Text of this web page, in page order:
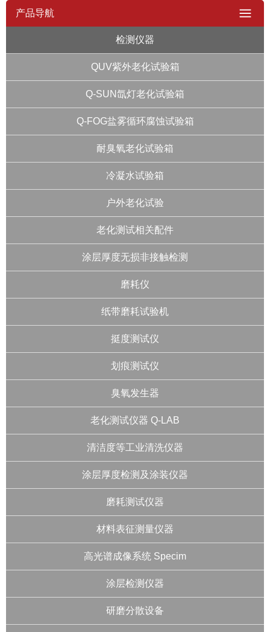
产品导航
检测仪器
QUV紫外老化试验箱
Q-SUN氙灯老化试验箱
Q-FOG盐雾循环腐蚀试验箱
耐臭氧老化试验箱
冷凝水试验箱
户外老化试验
老化测试相关配件
涂层厚度无损非接触检测
磨耗仪
纸带磨耗试验机
挺度测试仪
划痕测试仪
臭氧发生器
老化测试仪器 Q-LAB
清洁度等工业清洗仪器
涂层厚度检测及涂装仪器
磨耗测试仪器
材料表征测量仪器
高光谱成像系统 Specim
涂层检测仪器
研磨分散设备